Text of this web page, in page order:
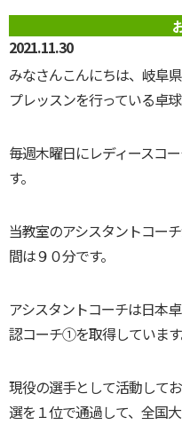
2021.11.30
みなさんこんにちは、岐阜
プレッスンを行っている卓
毎週木曜日にレディースコ
す。
当教室のアシスタントコー
間は９０分です。
アシスタントコーチは日本
認コーチ①を取得しています
現役の選手として活動して
選を１位で通過して、全国